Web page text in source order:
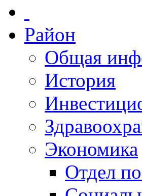
Район
Общая
История
Экономика
Отдел